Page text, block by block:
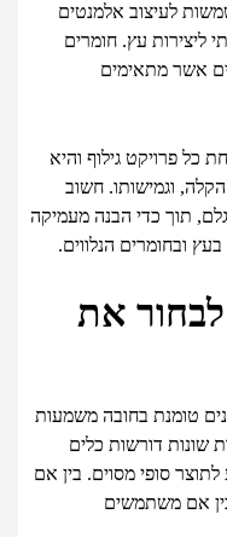
לעיצוב אלמנטים
ליצירות עץ. חומרים
אשר מתאימים
כל פרויקט גילוף והיא
וגמישותו. חשוב
תוך כדי הבנה מעמיקה
ובחומרים הנלווים.
לבחור את
טומנת בחובה משמעות
שונות דורשות כלים
לתוצר סופי מסוים. בין אם
אם משתמשים